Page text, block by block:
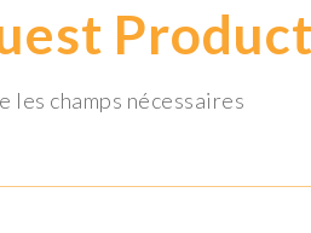
les champs nécessaires